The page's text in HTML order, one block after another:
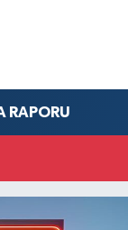
RAPORU